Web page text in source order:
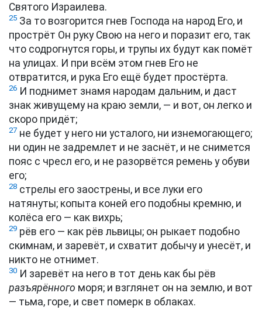
Святого Израилева.
25 За то возгорится гнев Господа на народ Его, и
прострёт Он руку Свою на него и поразит его, так
что содрогнутся горы, и трупы их будут как помёт
на улицах. И при всём этом гнев Его не
отвратится, и рука Его ещё будет простёрта.
26 И поднимет знамя народам дальним, и даст
знак живущему на краю земли, — и вот, он легко и
скоро придёт;
27 не будет у него ни усталого, ни изнемогающего;
ни один не задремлет и не заснёт, и не снимется
пояс с чресл его, и не разорвётся ремень у обуви
его;
28 стрелы его заострены, и все луки его
натянуты; копыта коней его подобны кремню, и
колёса его — как вихрь;
29 рёв его — как рёв львицы; он рыкает подобно
скимнам, и заревёт, и схватит добычу и унесёт, и
никто не отнимет.
30 И заревёт на него в тот день как бы рёв
разъярённого моря; и взглянет он на землю, и вот
— тьма, горе, и свет померк в облаках.